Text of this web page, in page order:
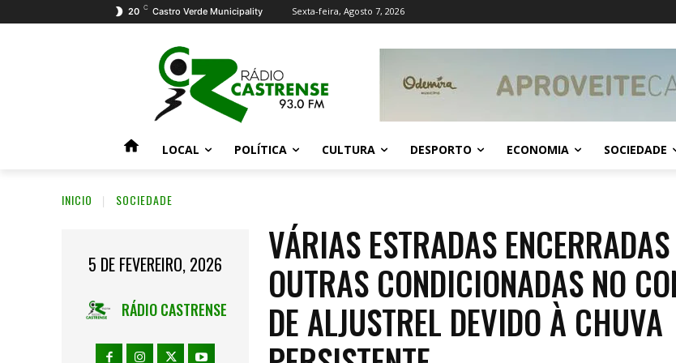
20 C Castro Verde Municipality Sexta-feira, Agosto 7, 2026
LOCAL POLÍTICA CULTURA DESPORTO ECONOMIA SOCIEDADE
INICIO SOCIEDADE
5 DE FEVEREIRO, 2026
RÁDIO CASTRENSE
VÁRIAS ESTRADAS
OUTRAS CONDICIONADAS NO
DE ALJUSTREL DEVIDO À CHUVA